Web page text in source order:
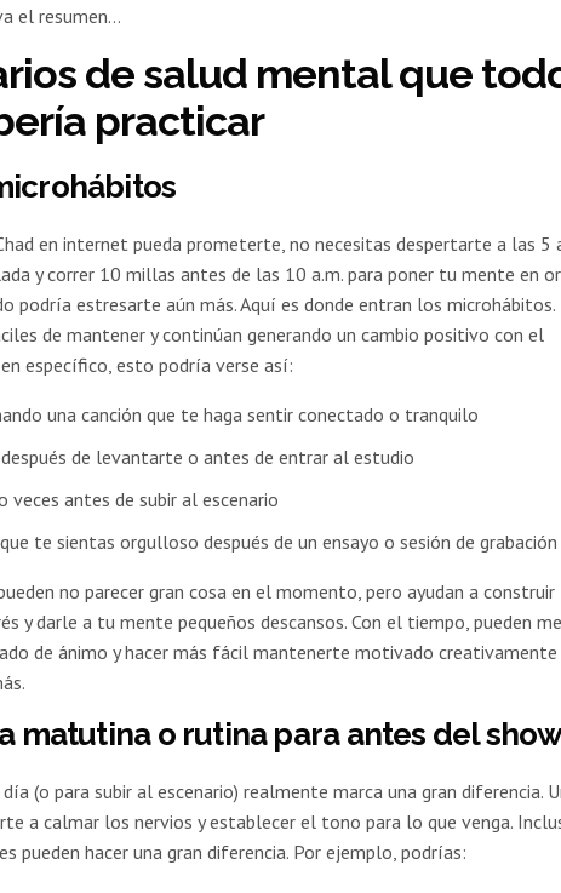
el resumen…
de salud mental que
practicar
en internet pueda prometerte, no necesitas despertarte a las 5
y correr 10 millas antes de las 10 a.m. para poner tu mente en
podría estresarte aún más. Aquí es donde entran los microhábitos.
de mantener y continúan generando un cambio positivo con el
específico, esto podría verse así:
una canción que te haga sentir conectado o tranquilo
de levantarte o antes de entrar al estudio
veces antes de subir al escenario
te sientas orgulloso después de un ensayo o sesión de grabación
no parecer gran cosa en el momento, pero ayudan a construir
y darle a tu mente pequeños descansos. Con el tiempo, pueden
de ánimo y hacer más fácil mantenerte motivado creativamente
matutina o rutina para antes del
(o para subir al escenario) realmente marca una gran diferencia.
a calmar los nervios y establecer el tono para lo que venga.
pueden hacer una gran diferencia. Por ejemplo, podrías: